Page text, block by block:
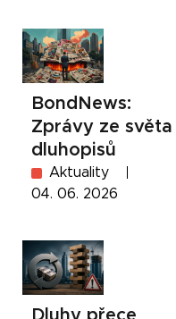
BondNews:
Zprávy ze světa
dluhopisů
Aktuality
04. 06. 2026
Dluhy přece